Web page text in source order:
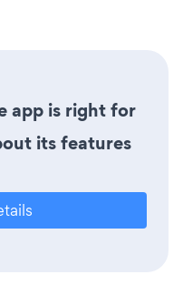
app is right for
its features